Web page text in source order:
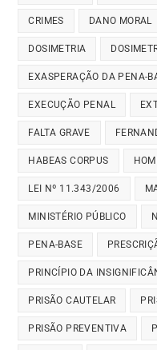
CRIMES DANO MORAL
DOSIMETRIA
EXASPERAÇÃO DA PENA-
EXECUÇÃO PENAL
FALTA GRAVE
HABEAS CORPUS
LEI Nº 11.343/2006
MINISTÉRIO PÚBLICO
PENA-BASE
PRINCÍPIO DA
PRISÃO CAUTELAR
PRISÃO PREVENTIVA